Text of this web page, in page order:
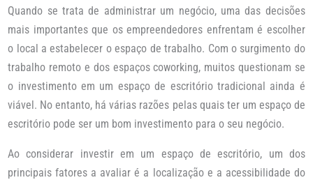
Quando se trata de administrar um negócio, uma das decisões
mais importantes que os empreendedores enfrentam é escolher
o local a estabelecer o espaço de trabalho. Com o surgimento do
trabalho remoto e dos espaços coworking, muitos questionam se
o investimento em um espaço de escritório tradicional ainda é
viável. No entanto, há várias razões pelas quais ter um espaço de
escritório pode ser um bom investimento para o seu negócio.
Ao considerar investir em um espaço de escritório, um dos
principais fatores a avaliar é a localização e a acessibilidade do